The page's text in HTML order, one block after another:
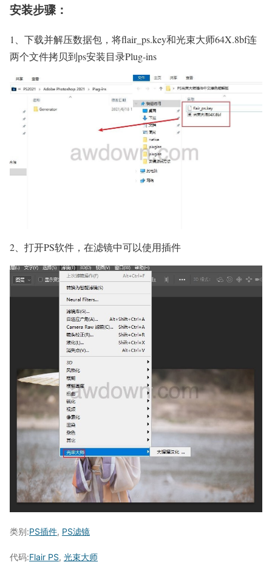
安装步骤：
1、下载并解压数据包，将flair_ps.key和光束大师64X.8bf连
两个文件拷贝到ps安装目录Plug-ins
2、 打开PS软件，在滤镜中可以使用插件
类别:PS插件, PS滤镜
代码:Flair PS, 光束大师